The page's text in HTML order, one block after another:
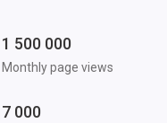
1 500 000
Monthly page views
7 000